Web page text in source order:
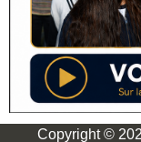
Copyright ©